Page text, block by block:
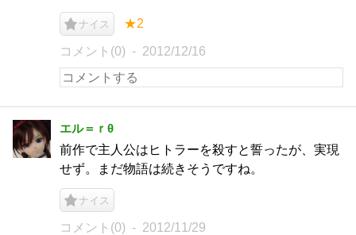
ナイス ★2
コメント(0) 2012/12/16
エル＝ｒθ
前作で主人公はヒトラーを殺すと誓ったが、実現
せず。まだ物語は続きそうですね。
ナイス
コメント(0) 2012/11/29